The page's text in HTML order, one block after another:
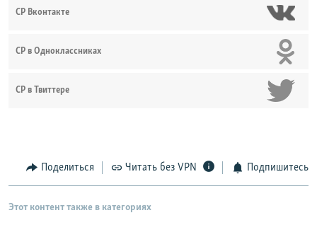
СР Вконтакте
СР в Одноклассниках
СР в Твиттере
Поделиться Читать без VPN Подпишитесь
Этот контент также в категориях